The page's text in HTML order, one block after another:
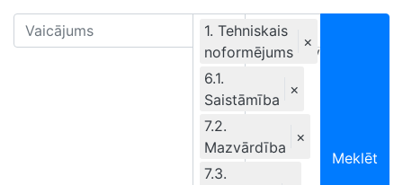
1. Tehniskais
noformējums
×
6.1.
Saistāmība
×
7.2.
Mazvārdība
×
7.3.
Ekskluzīvi
Meklēt